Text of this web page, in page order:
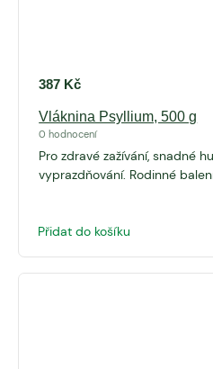
387 Kč
Vláknina Psyllium, 500 g
0 hodnocení
Pro zdravé zažívání, snadné
vyprazdňování. Rodinné
Přidat do košíku